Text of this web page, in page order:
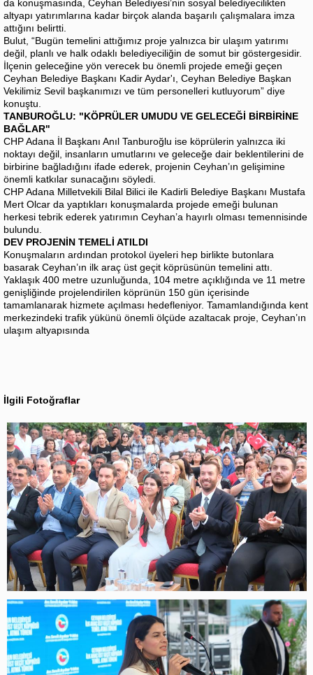
da konuşmasında, Ceyhan Belediyesi’nin sosyal belediyecilikten
altyapı yatırımlarına kadar birçok alanda başarılı çalışmalara imza
attığını belirtti.
Bulut, “Bugün temelini attığımız proje yalnızca bir ulaşım yatırımı
değil, planlı ve halk odaklı belediyeciliğin de somut bir göstergesidir.
İlçenin geleceğine yön verecek bu önemli projede emeği geçen
Ceyhan Belediye Başkanı Kadir Aydar'ı, Ceyhan Belediye Başkan
Vekilimiz Sevil başkanımızı ve tüm personelleri kutluyorum” diye
konuştu.
TANBUROĞLU: "KÖPRÜLER UMUDU VE GELECEĞİ BİRBİRİNE
BAĞLAR"
CHP Adana İl Başkanı Anıl Tanburoğlu ise köprülerin yalnızca iki
noktayı değil, insanların umutlarını ve geleceğe dair beklentilerini de
birbirine bağladığını ifade ederek, projenin Ceyhan’ın gelişimine
önemli katkılar sunacağını söyledi.
CHP Adana Milletvekili Bilal Bilici ile Kadirli Belediye Başkanı Mustafa
Mert Olcar da yaptıkları konuşmalarda projede emeği bulunan
herkesi tebrik ederek yatırımın Ceyhan’a hayırlı olması temennisinde
bulundu.
DEV PROJENİN TEMELİ ATILDI
Konuşmaların ardından protokol üyeleri hep birlikte butonlara
basarak Ceyhan’ın ilk araç üst geçit köprüsünün temelini attı.
Yaklaşık 400 metre uzunluğunda, 104 metre açıklığında ve 11 metre
genişliğinde projelendirilen köprünün 150 gün içerisinde
tamamlanarak hizmete açılması hedefleniyor. Tamamlandığında kent
merkezindeki trafik yükünü önemli ölçüde azaltacak proje, Ceyhan’ın
ulaşım altyapısında
İlgili Fotoğraflar